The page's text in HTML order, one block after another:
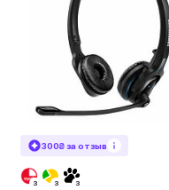
300₴ за отзыв